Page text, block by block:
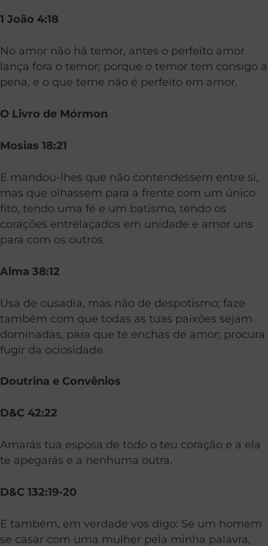
1 João 4:18
No amor não há temor, antes o perfeito amor
lança fora o temor; porque o temor tem consigo a
pena, e o que teme não é perfeito em amor.
O Livro de Mórmon
Mosias 18:21
E mandou-lhes que não contendessem entre si,
mas que olhassem para a frente com um único
fito, tendo uma fé e um batismo, tendo os
corações entrelaçados em unidade e amor uns
para com os outros.
Alma 38:12
Usa de ousadia, mas não de despotismo; faze
também com que todas as tuas paixões sejam
dominadas, para que te enchas de amor; procura
fugir da ociosidade.
Doutrina e Convênios
D&C 42:22
Amarás tua esposa de todo o teu coração e a ela
te apegarás e a nenhuma outra.
D&C 132:19-20
E também, em verdade vos digo: Se um homem
se casar com uma mulher pela minha palavra,